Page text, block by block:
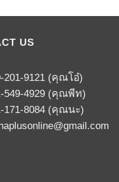
US
201-9121(คุณโอ๋)
549-4929(คุณพีท)
171-8084(คุณนะ)